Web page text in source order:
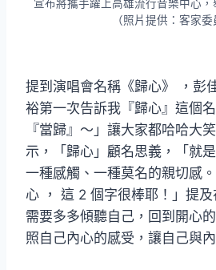
宣布將攜手躍上高雄流行音樂中心，
（照片提供：客家委
提到演唱會名稱《歸心》 ，彭
裕第一次告訴我『歸心』這個
『當歸』～」讓大家都哈哈大
示，「歸心」顧名思義，「就
一種感觸、一種莫名的親切感
心 ， 這 2 個字很棒耶！」提及
需要多多傾聽自己，回到開心
照自己內心的感受，讓自己與內